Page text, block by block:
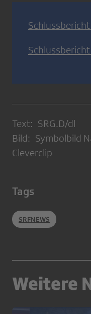
Text: SRG.D/dl
Bild: Symbolbild
Cleverclip
Tags
SRFNEWS
Weitere